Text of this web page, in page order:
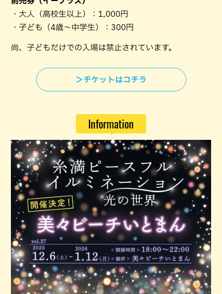
・大人（高校生以上）：1,000円
・子ども（4歳〜中学生）：300円
尚、子どもだけでの入場は禁止されています。
＞チケットはコチラ
Information